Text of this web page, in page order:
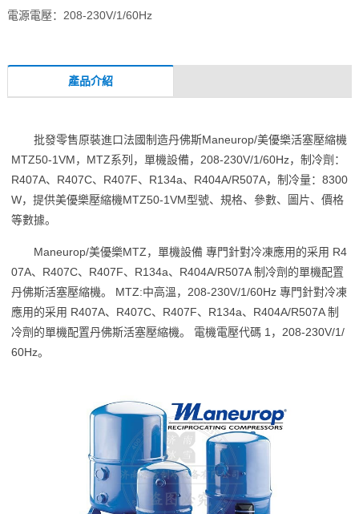
電源電壓：208-230V/1/60Hz
產品介紹
批發零售原裝進口法國制造丹佛斯Maneurop/美優樂活塞壓縮機
MTZ50-1VM，MTZ系列，單機設備，208-230V/1/60Hz，制冷劑：
R407A、R407C、R407F、R134a、R404A/R507A，制冷量：8300
W，提供美優樂壓縮機MTZ50-1VM型號、規格、參數、圖片、價格
等數據。
Maneurop/美優樂MTZ，單機設備 專門針對冷凍應用的采用 R4
07A、R407C、R407F、R134a、R404A/R507A 制冷劑的單機配置
丹佛斯活塞壓縮機。 MTZ:中高溫，208-230V/1/60Hz 專門針對冷凍
應用的采用 R407A、R407C、R407F、R134a、R404A/R507A 制
冷劑的單機配置丹佛斯活塞壓縮機。 電機電壓代碼 1，208-230V/1/
60Hz。